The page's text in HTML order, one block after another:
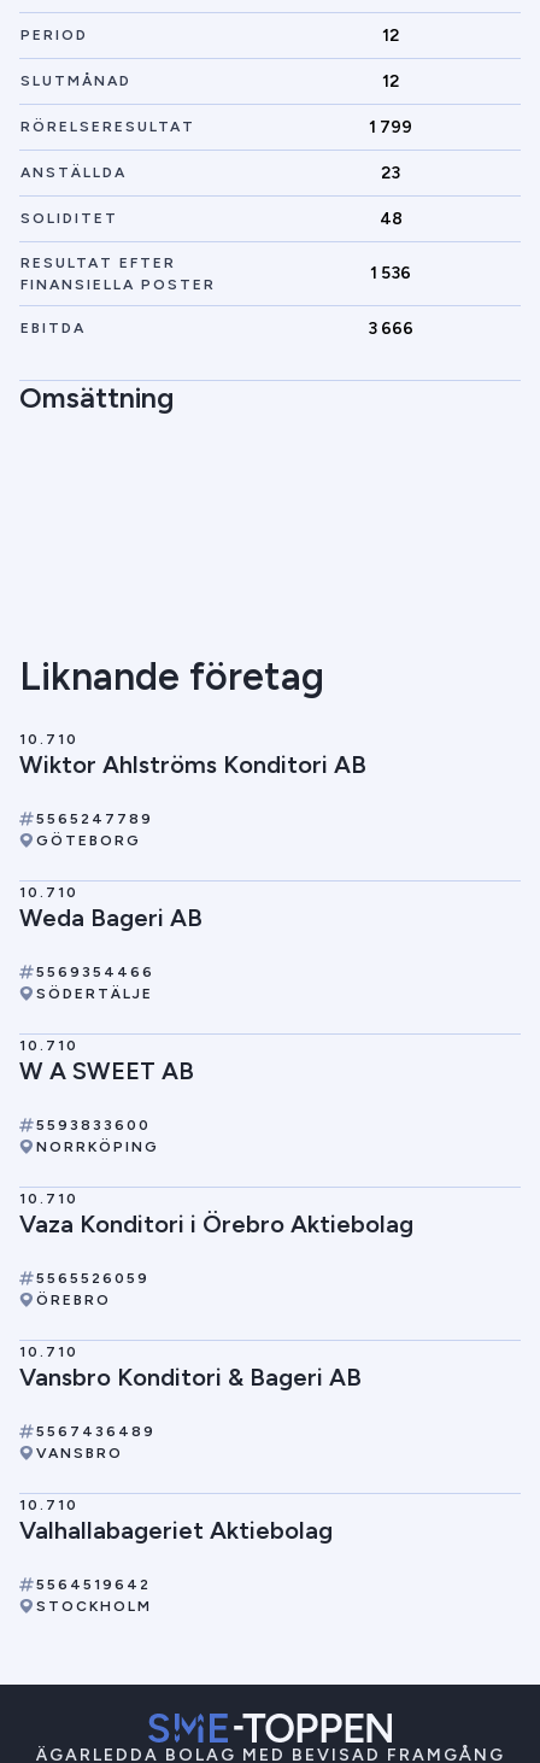
PERIOD 12
SLUTMÅNAD 12
RÖRELSERESULTAT 1 799
ANSTÄLLDA 23
SOLIDITET 48
RESULTAT EFTER
FINANSIELLA POSTER
1 536
EBITDA 3 666
Omsättning
Liknande företag
10.710
Wiktor Ahlströms Konditori AB
5565247789
GÖTEBORG
10.710
Weda Bageri AB
5569354466
SÖDERTÄLJE
10.710
W A SWEET AB
5593833600
NORRKÖPING
10.710
Vaza Konditori i Örebro Aktiebolag
5565526059
ÖREBRO
10.710
Vansbro Konditori & Bageri AB
5567436489
VANSBRO
10.710
Valhallabageriet Aktiebolag
5564519642
STOCKHOLM
ÄGARLEDDA BOLAG MED BEVISAD FRAMGÅNG